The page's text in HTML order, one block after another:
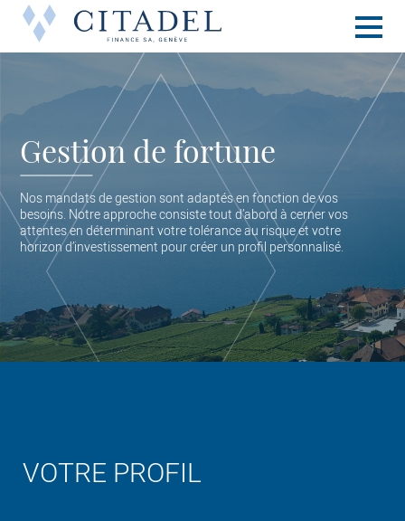
Toggle
Gestion de fortune
Nos mandats de gestion sont adaptés en fonction de vos
besoins. Notre approche consiste tout d’abord à cerner vos
attentes en déterminant votre tolérance au risque et votre
horizon d’investissement pour créer un profil personnalisé.
VOTRE PROFIL